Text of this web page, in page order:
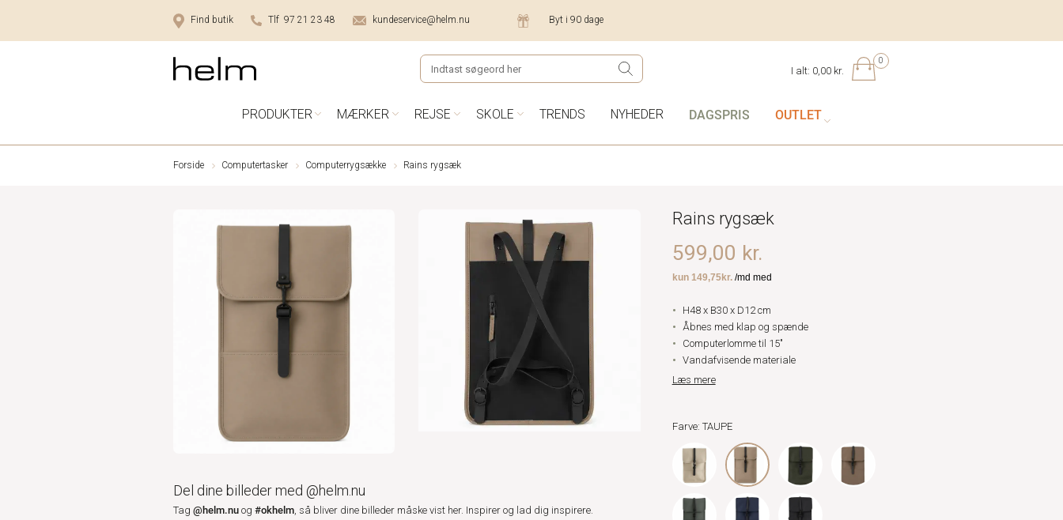
Find butik Tlf 97 21 23 48 kundeservice@helm.nu Byt i 90 dage
0
I alt: 0,00 kr.
PRODUKTER MÆRKER REJSE SKOLE TRENDS NYHEDER DAGSPRIS OUTLET
Forside Computertasker Computerrygsække Rains rygsæk
Del dine billeder med @helm.nu
Tag @helm.nu og #okhelm , så bliver dine billeder måske vist her. Inspirer og lad dig inspirere.
Rains rygsæk
599,00 kr.
H48 x B30 x D12 cm
Åbnes med klap og spænde
Computerlomme til 15"
Vandafvisende materiale
Læs mere
Farve: TAUPE